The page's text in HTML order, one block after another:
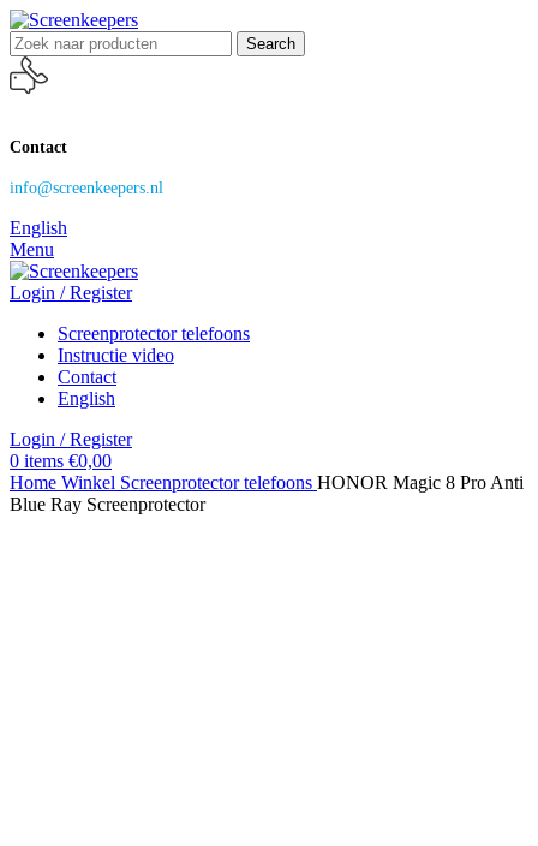
Search
Contact
info@screenkeepers.nl
English
Menu
Login / Register
Screenprotector telefoons
Instructie video
Contact
English
Login / Register
0 items €0,00
Home Winkel Screenprotector telefoons HONOR Magic 8 Pro Anti
Blue Ray Screenprotector